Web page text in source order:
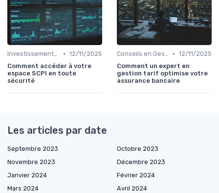
Investissements et Épargne Retraite • 12/11/2025
Comment accéder à votre
espace SCPI en toute
sécurité
Conseils en Gestion de Patrimoine • 12/11/2025
Comment un expert en
gestion tarif optimise votre
assurance bancaire
Les articles par date
Septembre 2023
Octobre 2023
Novembre 2023
Décembre 2023
Janvier 2024
Février 2024
Mars 2024
Avril 2024